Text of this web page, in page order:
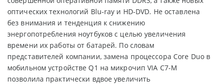
оптических технологий Blu-ray и HD-DVD. Не оставлена
без внимания и тенденция к снижению
энергопотребления ноутбуков с целью увеличения
времени их работы от батарей. По словам
представителей компании, замена процессора Core Duo в
мобильном устройстве Q1 на микрочип VIA C7-M
позволила практически вдвое увеличить